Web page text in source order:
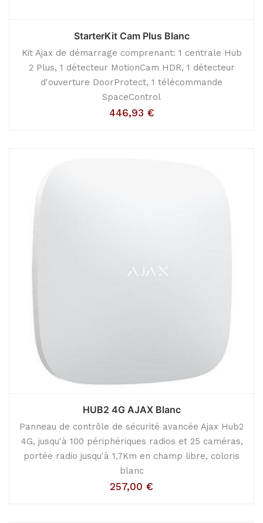
StarterKit Cam Plus Blanc
Kit Ajax de démarrage comprenant: 1 centrale Hub
2 Plus, 1 détecteur MotionCam HDR, 1 détecteur
d'ouverture DoorProtect, 1 télécommande
SpaceControl
446,93 €
HUB2 4G AJAX Blanc
Panneau de contrôle de sécurité avancée Ajax Hub2
4G, jusqu'à 100 périphériques radios et 25 caméras,
portée radio jusqu'à 1,7Km en champ libre, coloris
blanc
257,00 €